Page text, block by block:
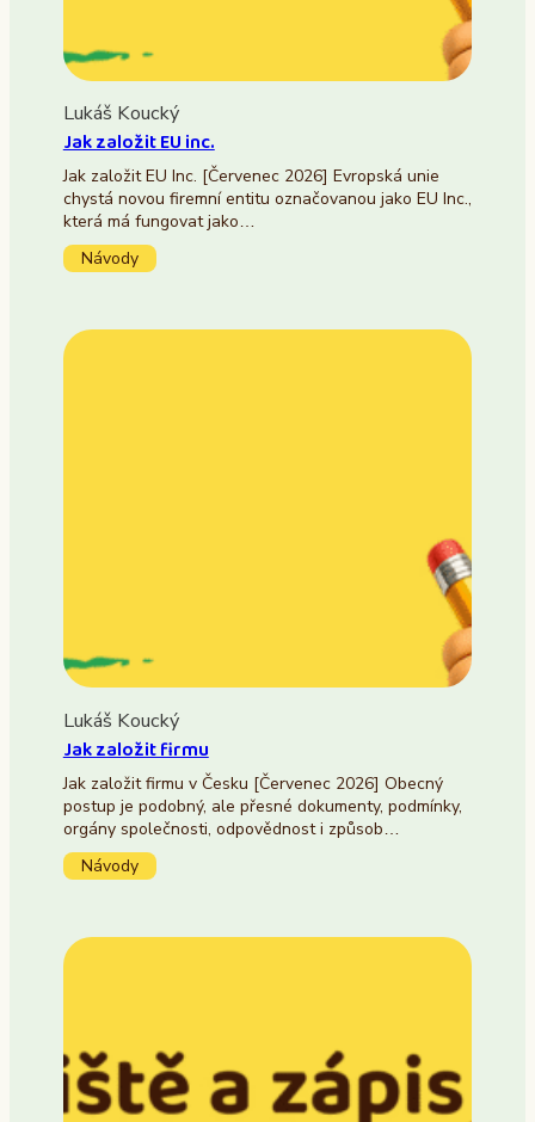
Lukáš Koucký
Jak založit EU inc.
Jak založit EU Inc. [Červenec 2026] Evropská unie
chystá novou firemní entitu označovanou jako EU Inc.,
která má fungovat jako…
Návody
Lukáš Koucký
Jak založit firmu
Jak založit firmu v Česku [Červenec 2026] Obecný
postup je podobný, ale přesné dokumenty, podmínky,
orgány společnosti, odpovědnost i způsob…
Návody